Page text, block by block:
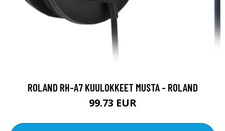
ROLAND RH-A7 KUULOKKEET MUSTA - ROLAND
99.73 EUR